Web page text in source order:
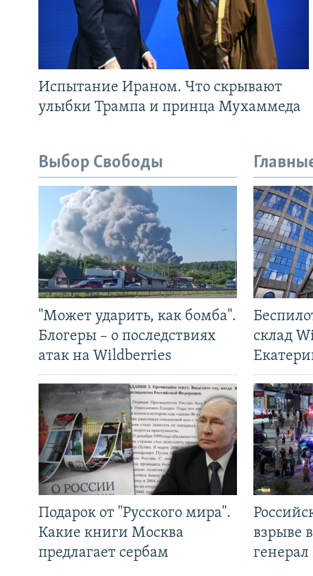
Испытание Ираном. Что скрывают
улыбки Трампа и принца Мухаммеда
Выбор Свободы
"Может ударить, как бомба".
Блогеры – о последствиях
атак на Wildberries
Подарок от "Русского мира".
Какие книги Москва
предлагает сербам
склад
взрыве